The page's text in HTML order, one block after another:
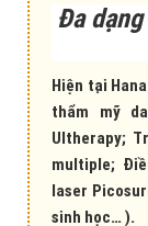
Đa
Hiện tại
thẩm mỹ
Ultherapy;
multiple;
laser
sinh học… ).